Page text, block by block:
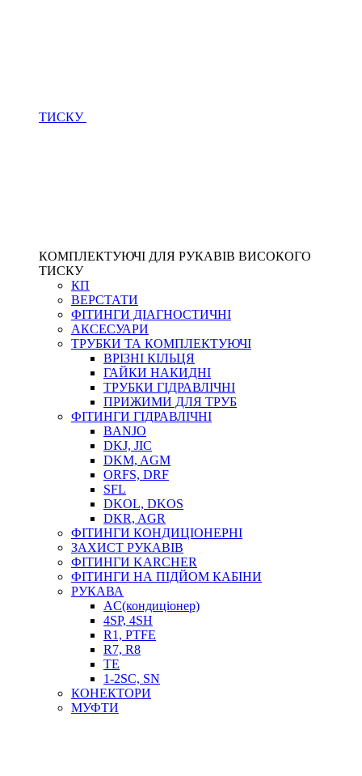
ТИСКУ
КОМПЛЕКТУЮЧІ ДЛЯ РУКАВІВ ВИСОКОГО
ТИСКУ
КП
ВЕРСТАТИ
ФІТИНГИ ДІАГНОСТИЧНІ
АКСЕСУАРИ
ТРУБКИ ТА КОМПЛЕКТУЮЧІ
ВРІЗНІ КІЛЬЦЯ
ГАЙКИ НАКИДНІ
ТРУБКИ ГІДРАВЛІЧНІ
ПРИЖИМИ ДЛЯ ТРУБ
ФІТИНГИ ГІДРАВЛІЧНІ
BANJO
DKJ, JIC
DKM, AGM
ORFS, DRF
SFL
DKOL, DKOS
DKR, AGR
ФІТИНГИ КОНДИЦІОНЕРНІ
ЗАХИСТ РУКАВІВ
ФІТИНГИ KARCHER
ФІТИНГИ НА ПІДЙОМ КАБІНИ
РУКАВА
AC(кондиціонер)
4SP, 4SH
R1, PTFE
R7, R8
TE
1-2SC, SN
КОНЕКТОРИ
МУФТИ